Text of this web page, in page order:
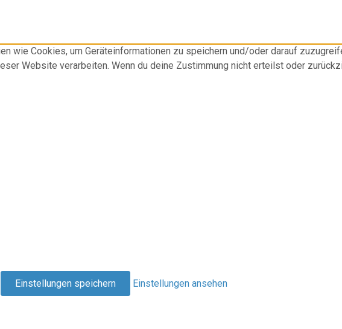
wie Cookies, um Geräteinformationen zu speichern und/oder darauf
Website verarbeiten. Wenn du deine Zustimmung nicht erteilst oder
Einstellungen speichern Einstellungen ansehen